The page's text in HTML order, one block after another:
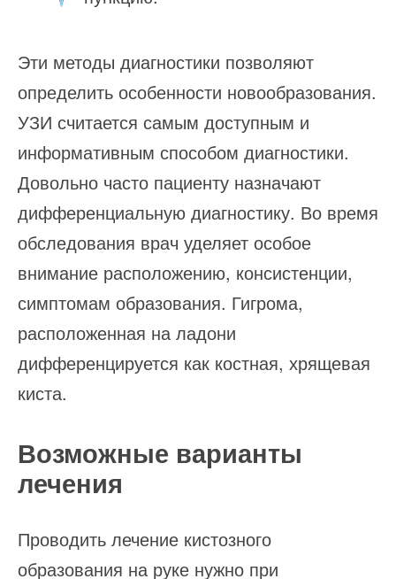
Эти методы диагностики позволяют
определить особенности новообразования.
УЗИ считается самым доступным и
информативным способом диагностики.
Довольно часто пациенту назначают
дифференциальную диагностику. Во время
обследования врач уделяет особое
внимание расположению, консистенции,
симптомам образования. Гигрома,
расположенная на ладони
дифференцируется как костная, хрящевая
киста.
Возможные варианты
лечения
Проводить лечение кистозного
образования на руке нужно при